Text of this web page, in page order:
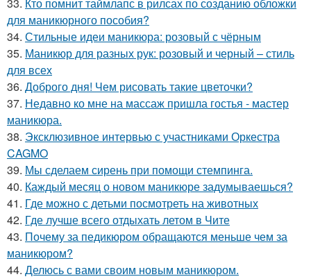
для маникюрного пособия?
34. Стильные идеи маникюра: розовый с чёрным
35. Маникюр для разных рук: розовый и черный – стиль
для всех
36. Доброго дня! Чем рисовать такие цветочки?
37. Недавно ко мне на массаж пришла гостья - мастер
маникюра.
38. Эксклюзивное интервью с участниками Оркестра
CAGMO
39. Мы сделаем сирень при помощи стемпинга.
40. Каждый месяц о новом маникюре задумываешься?
41. Где можно с детьми посмотреть на животных
42. Где лучше всего отдыхать летом в Чите
43. Почему за педикюром обращаются меньше чем за
маникюром?
44. Делюсь с вами своим новым маникюром.